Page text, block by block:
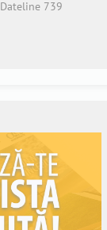
Dateline 739